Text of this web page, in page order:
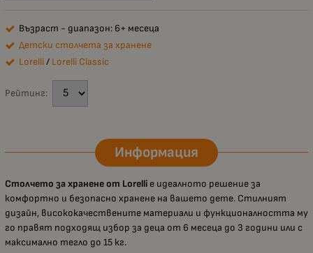
Възраст - диапазон: 6+ месеца
Детски столчета за хранене
Lorelli/ Lorelli Classic
Рейтинг:
Информация
Столчето за хранене от Lorelli е идеалното решение за
комфортно и безопасно хранене на вашето дете. Стилният
дизайн, висококачествените материали и функционалността му
го правят подходящ избор за деца от 6 месеца до 3 години или с
максимално тегло до 15 кг.